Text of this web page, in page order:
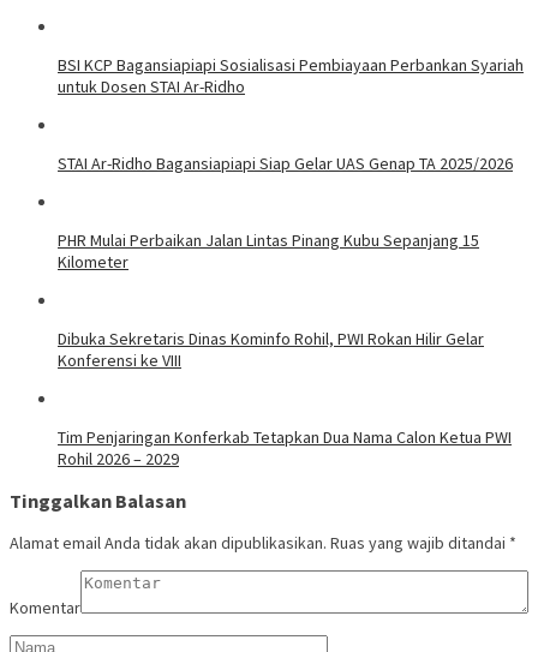
BSI KCP Bagansiapiapi Sosialisasi Pembiayaan Perbankan Syariah
untuk Dosen STAI Ar-Ridho
STAI Ar-Ridho Bagansiapiapi Siap Gelar UAS Genap TA 2025/2026
PHR Mulai Perbaikan Jalan Lintas Pinang Kubu Sepanjang 15
Kilometer
Dibuka Sekretaris Dinas Kominfo Rohil, PWI Rokan Hilir Gelar
Konferensi ke VIII
Tim Penjaringan Konferkab Tetapkan Dua Nama Calon Ketua PWI
Rohil 2026 – 2029
Tinggalkan Balasan
Alamat email Anda tidak akan dipublikasikan. Ruas yang wajib ditandai *
Komentar